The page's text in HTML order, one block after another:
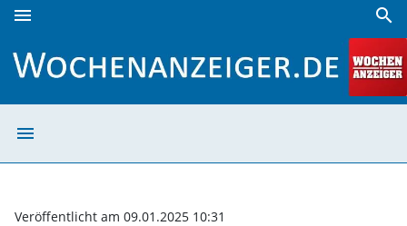
menu search
menu
Veröffentlicht am 09.01.2025 10:31